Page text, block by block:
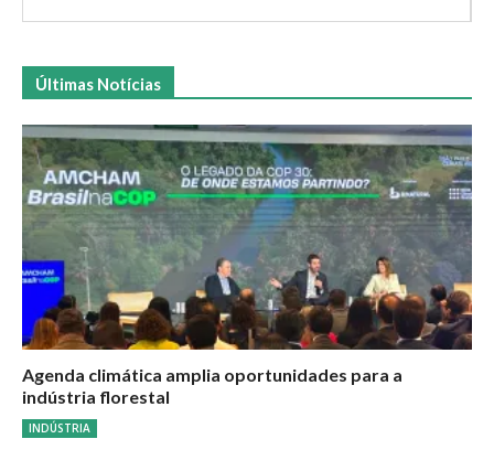
Últimas Notícias
Agenda climática amplia oportunidades para a
indústria florestal
INDÚSTRIA